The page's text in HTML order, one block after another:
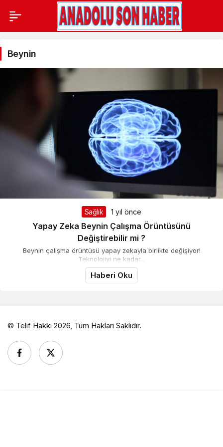
Beynin
Sağlık 1 yıl önce
Yapay Zeka Beynin Çalışma Örüntüsünü
Değiştirebilir mi ?
Beynin çalışma örüntüsü yapay zekayla birlikte değişiyor!
Teknolojiyi ne kadar...
Haberi Oku
© Telif Hakkı 2026, Tüm Hakları Saklıdır.